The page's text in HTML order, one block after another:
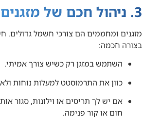
3. ניהול חכם של מזגנים ומחממים
מזגנים ומחממים הם צורכי חשמל
בצורה חכמה:
השתמש במזגן רק כשיש צורך אמיתי.
כוון את התרמוסטט למעלות נוחות
אם יש לך תריסים או וילונות, סגור
חום או קור פנימה.